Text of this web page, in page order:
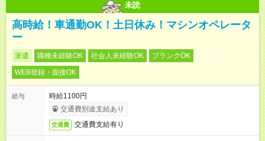
未読
高時給！車通勤OK！土日休み！マシンオペレータ
ー
派遣 職種未経験OK 社会人未経験OK
ブランクOK
WEB登録・面接OK
給与
時給1100円
交通費別途支給あり
交通費 交通費支給有り